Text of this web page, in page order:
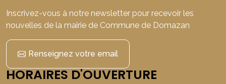
Inscrivez-vous à notre newsletter pour recevoir les
nouvelles de la mairie de Commune de Domazan
Renseignez votre email
HORAIRES D'OUVERTURE